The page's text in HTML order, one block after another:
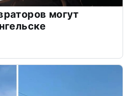
могут